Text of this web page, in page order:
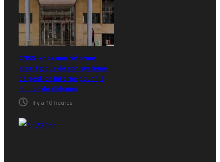
CNSS lance une réforme
stratégique de son système
de gestion interne pour 1,2
million de dirhams
il y a 10 heures